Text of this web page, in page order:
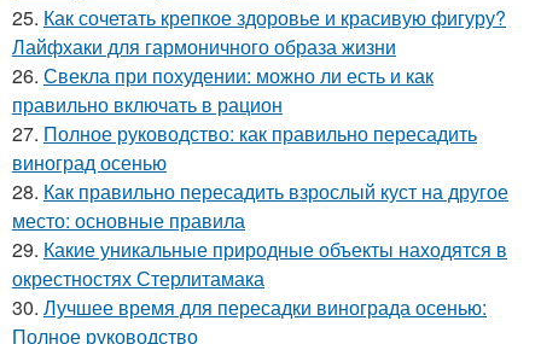
25. Как сочетать крепкое здоровье и красивую фигуру?
Лайфхаки для гармоничного образа жизни
26. Свекла при похудении: можно ли есть и как
правильно включать в рацион
27. Полное руководство: как правильно пересадить
виноград осенью
28. Как правильно пересадить взрослый куст на другое
место: основные правила
29. Какие уникальные природные объекты находятся в
окрестностях Стерлитамака
30. Лучшее время для пересадки винограда осенью:
Полное руководство